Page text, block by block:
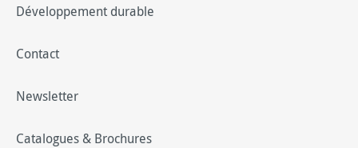
Développement durable
Contact
Newsletter
Catalogues & Brochures